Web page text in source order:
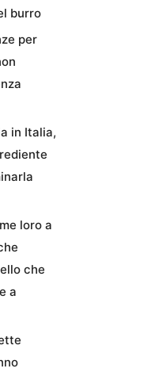
burro
per
in Italia,
loro a
che
a